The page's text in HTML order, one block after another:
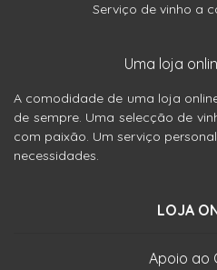
Serviço de vinho a
Uma loja
A comodidade de uma loja
de sempre. Uma selecção de
com paixão. Um serviço
necessidades.
LOJA
Apoio ao